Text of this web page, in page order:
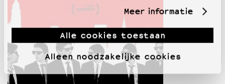
Meer informatie
Alle cookies toestaan
Alleen noodzakelijke cookies